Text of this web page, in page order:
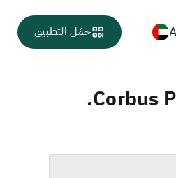
حمّل التطبيق
Corbus